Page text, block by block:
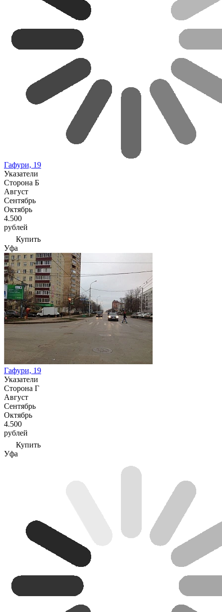
Гафури, 19
Указатели
Сторона Б
Август
Сентябрь
Октябрь
4.500
рублей
Купить
Уфа
Гафури, 19
Указатели
Сторона Г
Август
Сентябрь
Октябрь
4.500
рублей
Купить
Уфа